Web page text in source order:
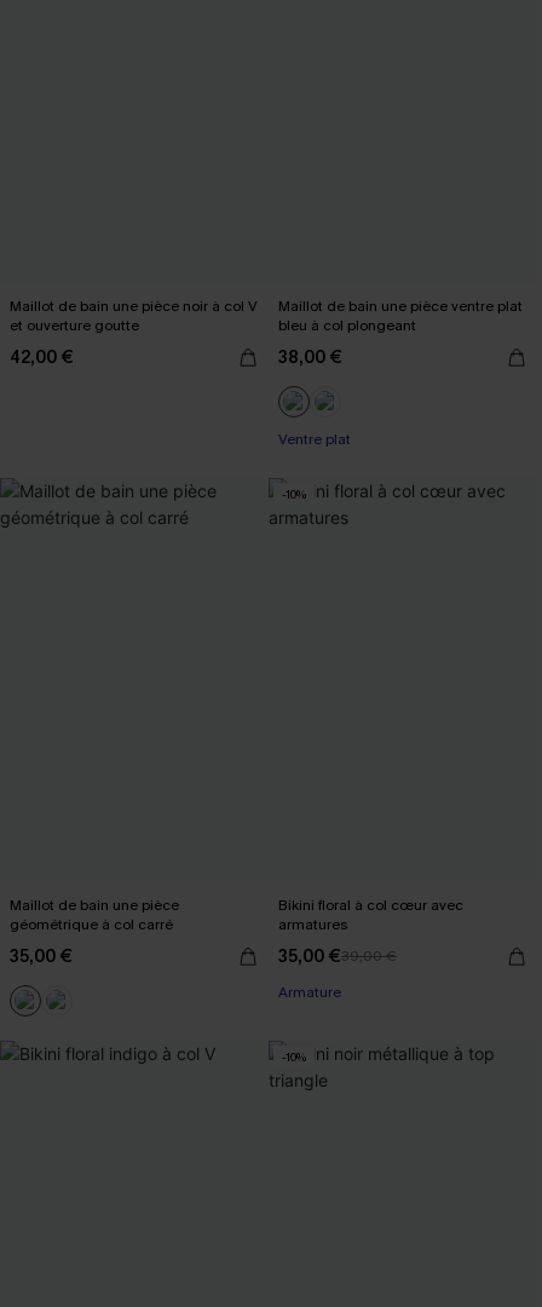
Maillot de bain une pièce noir à col V
et ouverture goutte
42,00 €
Maillot de bain une pièce ventre plat
bleu à col plongeant
38,00 €
Ventre plat
Maillot de bain une pièce
géométrique à col carré
35,00 €
-10%
Bikini floral à col cœur avec
armatures
35,00 €39,00 €
Armature
-10%